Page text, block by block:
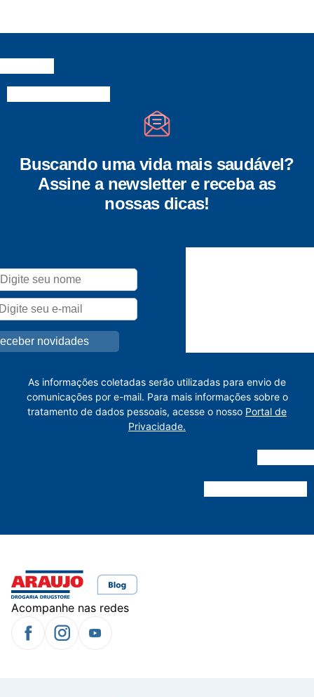
Buscando uma vida mais saudável?
Assine a newsletter e receba as
nossas dicas!
As informações coletadas serão utilizadas para envio de
comunicações por e-mail. Para mais informações sobre o
tratamento de dados pessoais, acesse o nosso Portal de
Privacidade.
Acompanhe nas redes